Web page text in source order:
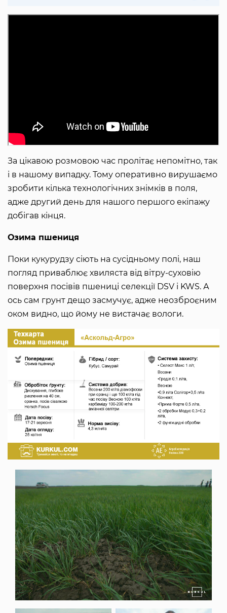
За цікавою розмовою час пролітає непомітно, так
і в нашому випадку. Тому оперативно вирушаємо
зробити кілька технологічних знімків в поля,
адже другий день для нашого першого екіпажу
добігав кінця.
Озима пшениця
Поки кукурудзу сіють на сусідньому полі, наш
погляд приваблює хвиляста від вітру-суховію
поверхня посівів пшениці селекції DSV і KWS. А
ось сам грунт дещо засмучує, адже неозброєним
оком видно, що йому не вистачає вологи.